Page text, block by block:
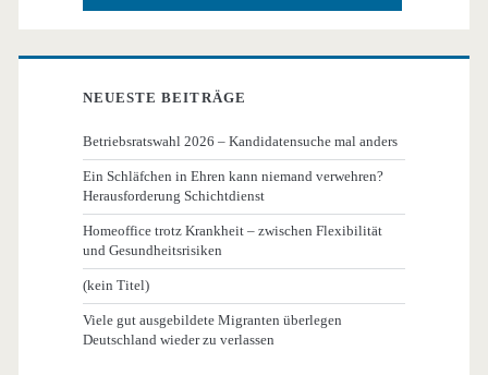
NEUESTE BEITRÄGE
Betriebsratswahl 2026 – Kandidatensuche mal anders
Ein Schläfchen in Ehren kann niemand verwehren?
Herausforderung Schichtdienst
Homeoffice trotz Krankheit – zwischen Flexibilität
und Gesundheitsrisiken
(kein Titel)
Viele gut ausgebildete Migranten überlegen
Deutschland wieder zu verlassen